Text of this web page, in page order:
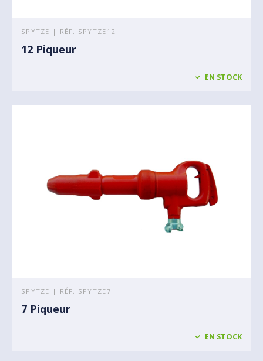
SPYTZE | RÉF. SPYTZE12
12 Piqueur
EN STOCK
SPYTZE | RÉF. SPYTZE7
7 Piqueur
EN STOCK